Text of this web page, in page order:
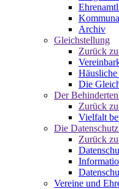
Archiv
Gleichstellung
Zurück
Die
Der
Zurück
Vielfalt
Die
Zurück
Vereine und